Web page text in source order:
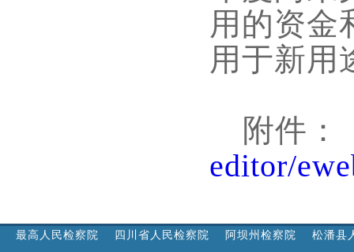
用的资金
用于新用
附件：
editor/
最高人民检察院 四川省人民检察院 阿坝州检察院
松潘县